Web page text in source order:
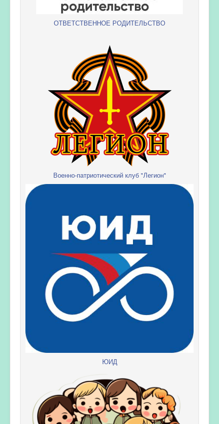
ОТВЕТСТВЕННОЕ РОДИТЕЛЬСТВО
Военно-патриотический клуб "Легион"
ЮИД